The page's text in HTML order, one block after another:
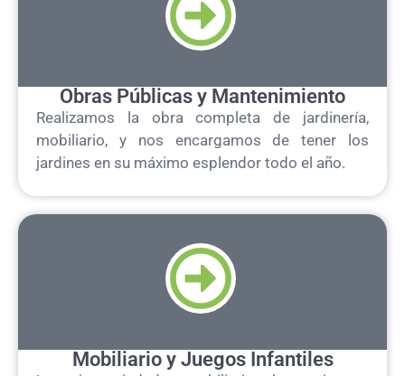
Obras Públicas y Mantenimiento
Realizamos la obra completa de jardinería,
mobiliario, y nos encargamos de tener los
jardines en su máximo esplendor todo el año.
Mobiliario y Juegos Infantiles